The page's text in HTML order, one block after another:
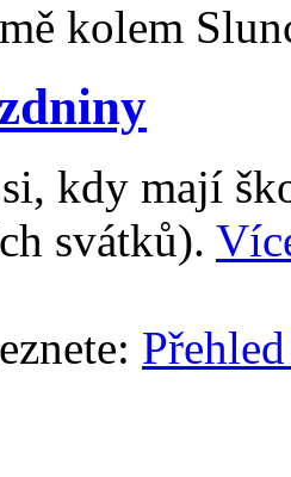
kolem
kdy mají
svátků).